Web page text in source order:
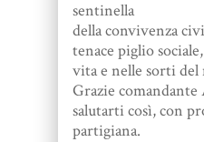
sentinella
della convivenza
tenace piglio
vita e nelle sorti del
Grazie comandante
salutarti così, con
partigiana.